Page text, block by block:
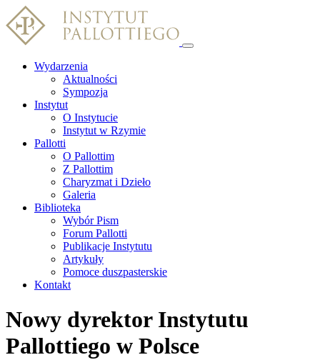
Wydarzenia
Aktualności
Sympozja
Instytut
O Instytucie
Instytut w Rzymie
Pallotti
O Pallottim
Z Pallottim
Charyzmat i Dzieło
Galeria
Biblioteka
Wybór Pism
Forum Pallotti
Publikacje Instytutu
Artykuły
Pomoce duszpasterskie
Kontakt
Nowy dyrektor Instytutu
Pallottiego w Polsce